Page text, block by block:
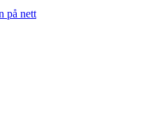
på nett